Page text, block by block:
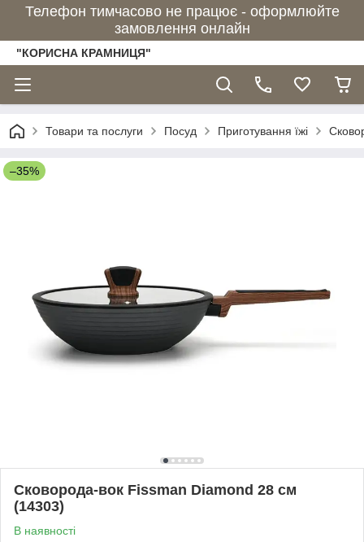
Телефон тимчасово не працює - оформлюйте
замовлення онлайн
"КОРИСНА КРАМНИЦЯ"
Товари та послуги Посуд Приготування їжі
–35%
Сковорода-вок Fissman Diamond 28 см
(14303)
В наявності